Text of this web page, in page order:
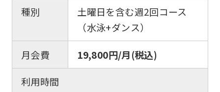
種別
土曜日を含む週2回コース
（水泳+ダンス）
月会費
19,800円/月(税込)
利用時間
Central
Sports
official
website
is